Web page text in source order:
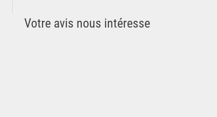
Votre avis nous intéresse